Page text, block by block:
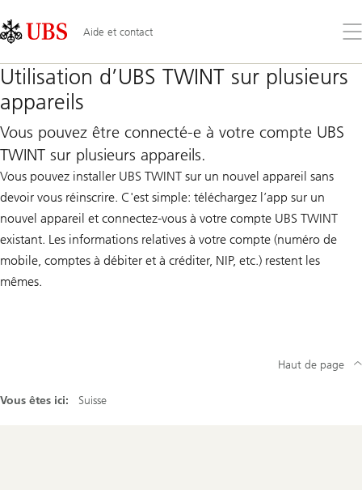
Links
Area
Aide et contact
le
Utilisation d’UBS TWINT sur plusieurs
appareils
Vous pouvez être connecté-e à votre compte UBS
TWINT sur plusieurs appareils.
Vous pouvez installer UBS TWINT sur un nouvel appareil sans
devoir vous réinscrire. C'est simple: téléchargez l’app sur un
nouvel appareil et connectez-vous à votre compte UBS TWINT
existant. Les informations relatives à votre compte (numéro de
mobile, comptes à débiter et à créditer, NIP, etc.) restent les
mêmes.
Vous êtes ici: Suisse
Haut de page